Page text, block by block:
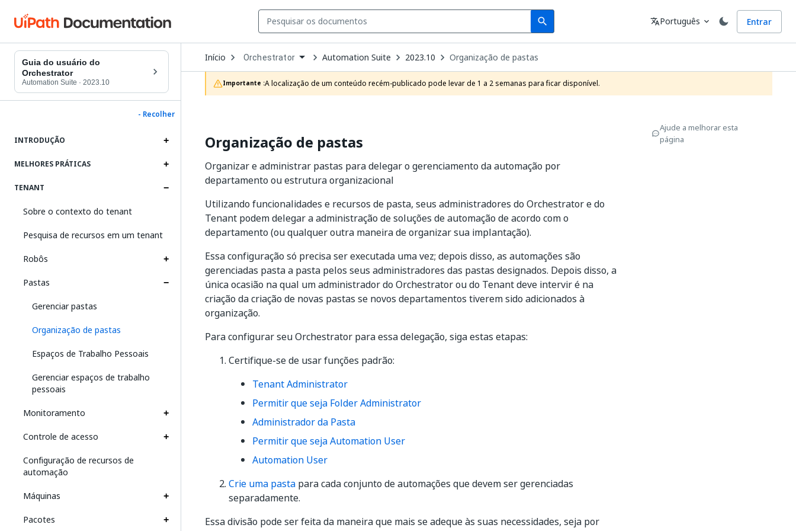
search
Search Idioma
translatePortuguês expand_more Entrar
Guia do usuário do
Orchestrator
Automation Suite · 2023.10
- Recolher
INTRODUÇÃO
MELHORES PRÁTICAS
TENANT
Sobre o contexto do tenant
Pesquisa de recursos em um tenant
Robôs
Pastas
Gerenciar pastas
Organização de pastas
Espaços de Trabalho Pessoais
Gerenciar espaços de trabalho
pessoais
Monitoramento
Controle de acesso
Configuração de recursos de
automação
Máquinas
Pacotes
Início Open
Dropdown
to
choose
product
Orchestrator Automation Suite 2023.10 Organização de pastas
Importante :A localização de um conteúdo recém-publicado pode levar de 1 a 2 semanas para ficar disponível.
Organização de pastas
Organizar e administrar pastas para delegar o gerenciamento da automação por
departamento ou estrutura organizacional
Utilizando funcionalidades e recursos de pasta, seus administradores do Orchestrator e do
Tenant podem delegar a administração de soluções de automação de acordo com o
departamento (ou qualquer outra maneira de organizar sua implantação).
Essa configuração só precisa ser executada uma vez; depois disso, as automações são
gerenciadas pasta a pasta pelos seus administradores das pastas designados. Depois disso, a
única ocasião na qual um administrador do Orchestrator ou do Tenant deve intervir é na
criação da criação de novas pastas se novos departamentos tiverem sido adicionados à
organização.
Para configurar seu Orchestrator para essa delegação, siga estas etapas:
Certifique-se de usar funções padrão:
Tenant Administrator
Permitir que seja Folder Administrator
Administrador da Pasta
Permitir que seja Automation User
Automation User
Crie uma pasta para cada conjunto de automações que devem ser gerenciadas
separadamente.
Essa divisão pode ser feita da maneira que mais se adeque às suas necessidades, seja por
Ajude a melhorar esta
página